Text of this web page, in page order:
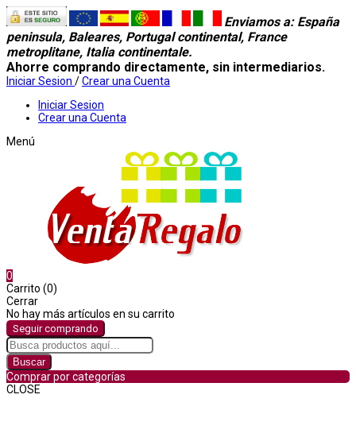
Enviamos a: España
peninsula, Baleares, Portugal continental, France
metroplitane, Italia continentale.
Ahorre comprando directamente, sin intermediarios.
Iniciar Sesion /Crear una Cuenta
Iniciar Sesion
Crear una Cuenta
Menú
0
Carrito (0)
Cerrar
No hay más artículos en su carrito
Seguir comprando
Buscar
Comprar por categorías
CLOSE